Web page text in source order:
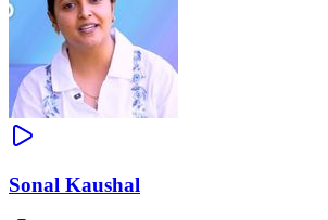
Sonal Kaushal